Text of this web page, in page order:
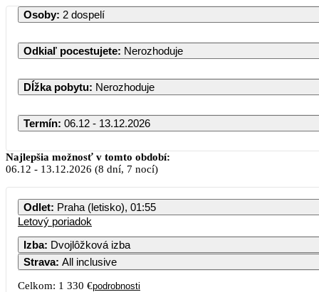
Osoby: 2 dospelí
Odkiaľ pocestujete: Nerozhoduje
Dĺžka pobytu: Nerozhoduje
Termín: 06.12 - 13.12.2026
Najlepšia možnosť v tomto období:
06.12 - 13.12.2026 (8 dní, 7 nocí)
Odlet: Praha (letisko), 01:55
Letový poriadok
Izba: Dvojlôžková izba
Strava: All inclusive
Celkom: 1 330 €podrobnosti